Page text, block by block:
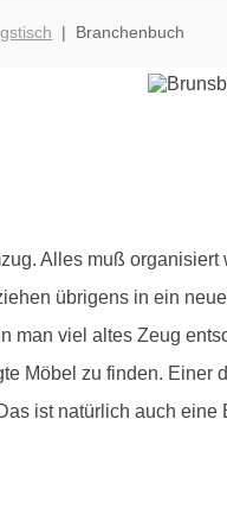
| Branchenbuch
Alles muß
übrigens in ein
viel altes Zeug
Möbel zu finden. Einer
ist natürlich auch eine